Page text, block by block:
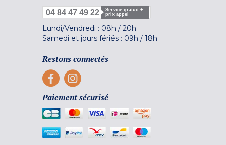
04 84 47 49 22
Service gratuit +
prix appel
Lundi/Vendredi : 08h / 20h
Samedi et jours fériés : 09h / 18h
Restons connectés
Paiement sécurisé